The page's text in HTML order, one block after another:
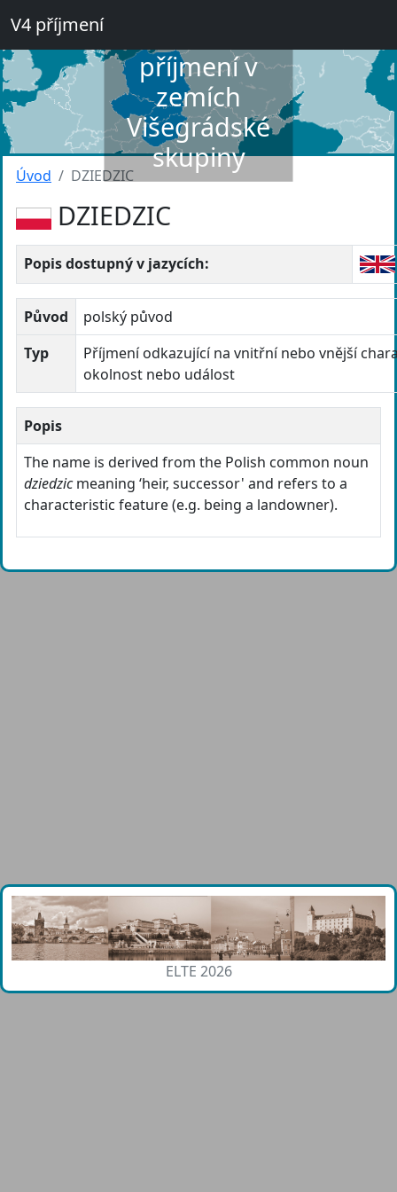
V4 příjmení
příjmení v
zemích
Višegrádské
skupiny
Úvod DZIEDZIC
DZIEDZIC
Popis dostupný v jazycích:
Původ
polský původ
Typ
Příjmení odkazující na vnitřní nebo vnější
okolnost nebo událost
Popis
The name is derived from the Polish common noun
dziedzicmeaning ‘heir, successor' and refers to a
characteristic feature (e.g. being a landowner).
ELTE 2026